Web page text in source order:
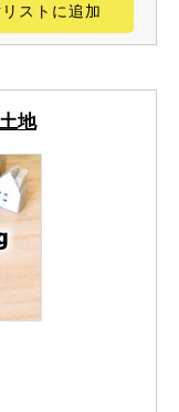
スト に追加
地